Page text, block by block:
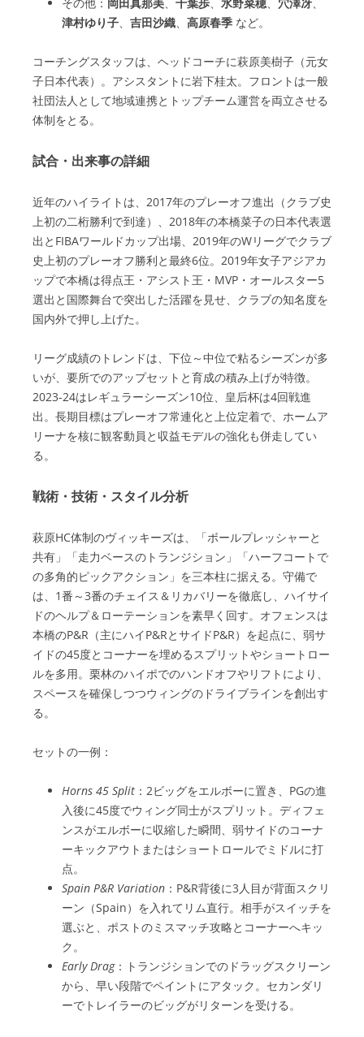
津村ゆり子、 吉田沙織、 高原春季 など。
コーチングスタッフは、ヘッドコーチに萩原美樹子（元女
子日本代表）。アシスタントに岩下桂太。フロントは一般
社団法人として地域連携とトップチーム運営を両立させる
体制をとる。
試合・出来事の詳細
近年のハイライトは、2017年のプレーオフ進出（クラブ史
上初の二桁勝利で到達）、2018年の本橋菜子の日本代表選
出とFIBAワールドカップ出場、2019年のWリーグでクラブ
史上初のプレーオフ勝利と最終6位。2019年女子アジアカ
ップで本橋は得点王・アシスト王・MVP・オールスター5
選出と国際舞台で突出した活躍を見せ、クラブの知名度を
国内外で押し上げた。
リーグ成績のトレンドは、下位～中位で粘るシーズンが多
いが、要所でのアップセットと育成の積み上げが特徴。
2023-24はレギュラーシーズン10位、皇后杯は4回戦進
出。長期目標はプレーオフ常連化と上位定着で、ホームア
リーナを核に観客動員と収益モデルの強化も併走してい
る。
戦術・技術・スタイル分析
萩原HC体制のヴィッキーズは、「ボールプレッシャーと
共有」「走力ベースのトランジション」「ハーフコートで
の多角的ピックアクション」を三本柱に据える。守備で
は、1番～3番のチェイス＆リカバリーを徹底し、ハイサイ
ドのヘルプ＆ローテーションを素早く回す。オフェンスは
本橋のP&R（主にハイP&RとサイドP&R）を起点に、弱サ
イドの45度とコーナーを埋めるスプリットやショートロー
ルを多用。栗林のハイポでのハンドオフやリフトにより、
スペースを確保しつつウィングのドライブラインを創出す
る。
セットの一例：
Horns 45 Split ：2ビッグをエルボーに置き、PGの進
入後に45度でウィング同士がスプリット。ディフェ
ンスがエルボーに収縮した瞬間、弱サイドのコーナ
ーキックアウトまたはショートロールでミドルに打
点。
Spain P&R Variation ：P&R背後に3人目が背面スクリ
ーン（Spain）を入れてリム直行。相手がスイッチを
選ぶと、ポストのミスマッチ攻略とコーナーへキッ
ク。
Early Drag：トランジションでのドラッグスクリーン
から、早い段階でペイントにアタック。セカンダリ
ーでトレイラーのビッグがリターンを受ける。